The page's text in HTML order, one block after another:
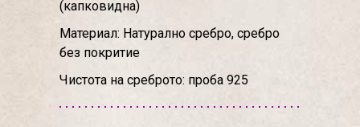
(капковидна)
Материал: Натурално сребро, сребро
без покритие
Чистота на среброто: проба 925